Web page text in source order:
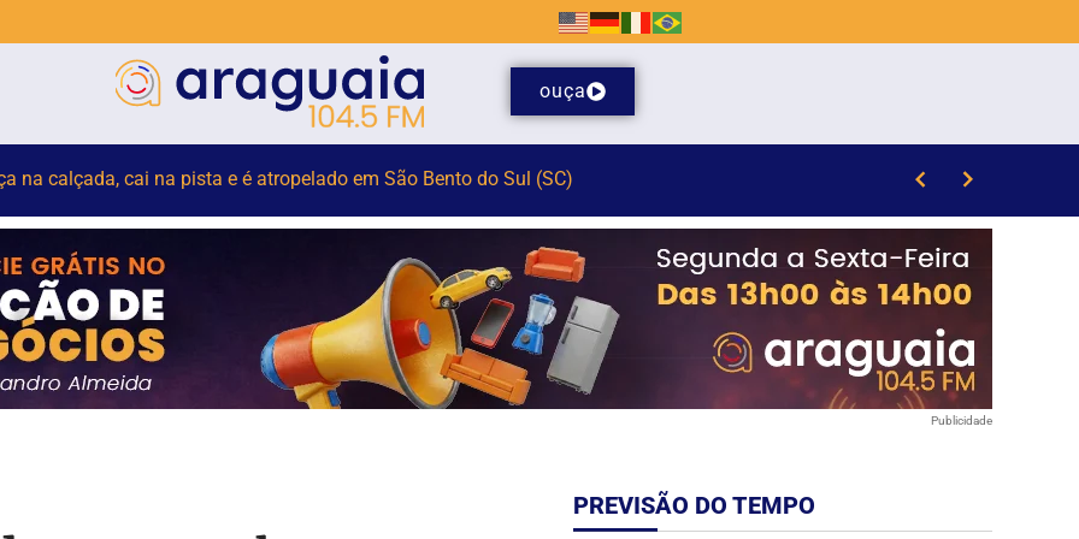
ouça
para monitorar desinformação e IA nas eleições
Publicidade
PREVISÃO DO TEMPO